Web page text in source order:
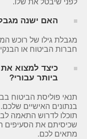
לפני שיבטל את שלו.
האם ישנה
מגבלת גילו של רוכש
חברות הביטוח או
כיצד למצוא
ביותר עבורי?
תנאי פוליסת הביטוח
בנתונים האישיים
תוכלו לדרוש התאמה
שכיסיתם את הסעיפים
מתאים לכם.